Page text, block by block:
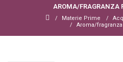
AROMA/FRAGRANZA
Materie Prime
Aroma/